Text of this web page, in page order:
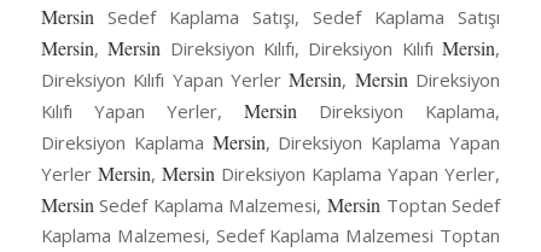
MersinSedef Kaplama Satışı, Sedef Kaplama Satışı
Mersin,Mersin Direksiyon Kılıfı, Direksiyon KılıfıMersin,
Direksiyon Kılıfı Yapan YerlerMersin, MersinDireksiyon
Kılıfı Yapan Yerler,Mersin Direksiyon Kaplama,
Direksiyon Kaplama Mersin, Direksiyon Kaplama Yapan
Yerler Mersin, MersinDireksiyon Kaplama Yapan Yerler,
MersinSedef Kaplama Malzemesi,Mersin Toptan Sedef
Kaplama Malzemesi, Sedef Kaplama Malzemesi Toptan